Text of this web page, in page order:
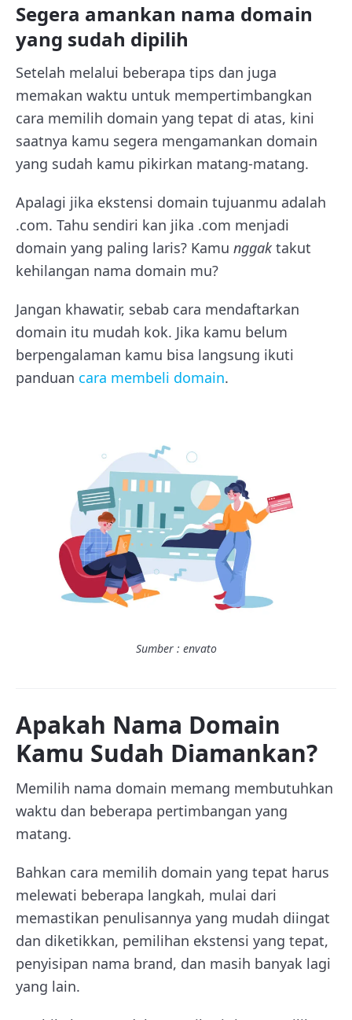
Segera amankan nama domain
yang sudah dipilih
Setelah melalui beberapa tips dan juga
memakan waktu untuk mempertimbangkan
cara memilih domain yang tepat di atas, kini
saatnya kamu segera mengamankan domain
yang sudah kamu pikirkan matang-matang.
Apalagi jika ekstensi domain tujuanmu adalah
.com. Tahu sendiri kan jika .com menjadi
domain yang paling laris? Kamu nggak takut
kehilangan nama domain mu?
Jangan khawatir, sebab cara mendaftarkan
domain itu mudah kok. Jika kamu belum
berpengalaman kamu bisa langsung ikuti
panduan cara membeli domain.
Sumber : envato
Apakah Nama Domain
Kamu Sudah Diamankan?
Memilih nama domain memang membutuhkan
waktu dan beberapa pertimbangan yang
matang.
Bahkan cara memilih domain yang tepat harus
melewati beberapa langkah, mulai dari
memastikan penulisannya yang mudah diingat
dan diketikkan, pemilihan ekstensi yang tepat,
penyisipan nama brand, dan masih banyak lagi
yang lain.